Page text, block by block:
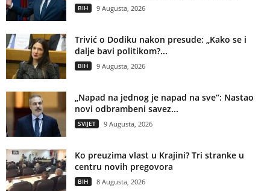
BIH 9 Augusta, 2026
Trivić o Dodiku nakon presude: „Kako se i
dalje bavi politikom?...
BIH 9 Augusta, 2026
„Napad na jednog je napad na sve“: Nastao
novi odbrambeni savez...
SVIJET 9 Augusta, 2026
Ko preuzima vlast u Krajini? Tri stranke u
centru novih pregovora
BIH 8 Augusta, 2026